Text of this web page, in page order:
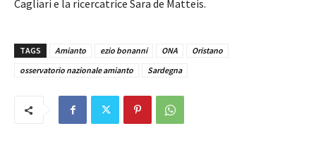
Cagliari e la ricercatrice Sara de Matteis.
TAGS Amianto ezio bonanni ONA
Oristano
osservatorio nazionale amianto
Sardegna